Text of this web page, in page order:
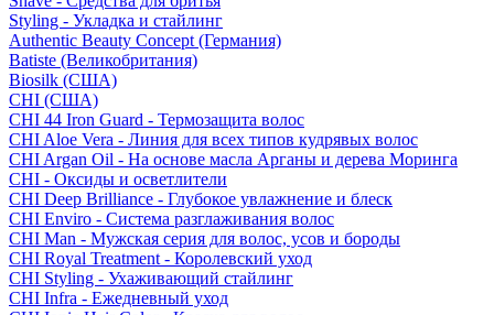
Styling - Укладка и стайлинг
Authentic Beauty Concept (Германия)
Batiste (Великобритания)
Biosilk (США)
CHI (США)
CHI 44 Iron Guard - Термозащита волос
CHI Aloe Vera - Линия для всех типов кудрявых волос
CHI Argan Oil - На основе масла Арганы и дерева Моринга
CHI - Оксиды и осветлители
CHI Deep Brilliance - Глубокое увлажнение и блеск
CHI Enviro - Система разглаживания волос
CHI Man - Мужская серия для волос, усов и бороды
CHI Royal Treatment - Королевский уход
CHI Styling - Ухаживающий стайлинг
CHI Infra - Ежедневный уход